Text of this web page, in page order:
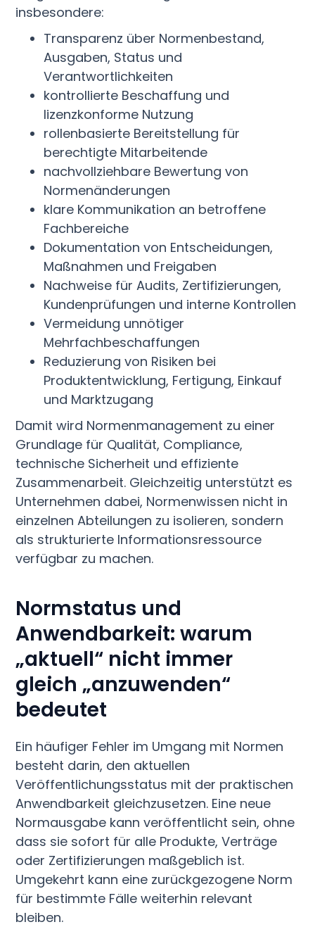
insbesondere:
Transparenz über Normenbestand,
Ausgaben, Status und
Verantwortlichkeiten
kontrollierte Beschaffung und
lizenzkonforme Nutzung
rollenbasierte Bereitstellung für
berechtigte Mitarbeitende
nachvollziehbare Bewertung von
Normenänderungen
klare Kommunikation an betroffene
Fachbereiche
Dokumentation von Entscheidungen,
Maßnahmen und Freigaben
Nachweise für Audits, Zertifizierungen,
Kundenprüfungen und interne Kontrollen
Vermeidung unnötiger
Mehrfachbeschaffungen
Reduzierung von Risiken bei
Produktentwicklung, Fertigung, Einkauf
und Marktzugang
Damit wird Normenmanagement zu einer
Grundlage für Qualität, Compliance,
technische Sicherheit und effiziente
Zusammenarbeit. Gleichzeitig unterstützt es
Unternehmen dabei, Normenwissen nicht in
einzelnen Abteilungen zu isolieren, sondern
als strukturierte Informationsressource
verfügbar zu machen.
Normstatus und
Anwendbarkeit: warum
„aktuell“ nicht immer
gleich „anzuwenden“
bedeutet
Ein häufiger Fehler im Umgang mit Normen
besteht darin, den aktuellen
Veröffentlichungsstatus mit der praktischen
Anwendbarkeit gleichzusetzen. Eine neue
Normausgabe kann veröffentlicht sein, ohne
dass sie sofort für alle Produkte, Verträge
oder Zertifizierungen maßgeblich ist.
Umgekehrt kann eine zurückgezogene Norm
für bestimmte Fälle weiterhin relevant
bleiben.